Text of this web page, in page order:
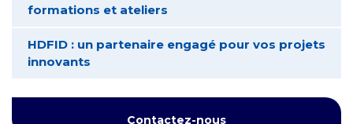
formations et ateliers
HDFID : un partenaire engagé pour vos projets
innovants
Contactez-nous